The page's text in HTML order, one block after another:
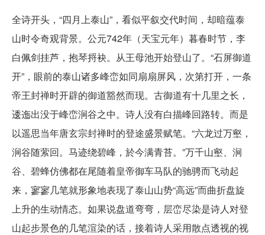
全诗开头，“四月上泰山”，看似平叙交代时间，却暗蕴泰
山时令奇观背景。公元742年（天宝元年）暮春时节，李
白佩剑挂芦，抱琴捋袂。从王母池开始登山了。“石屏御道
开”，眼前的泰山诸多峰峦如同扇扇屏风，次第打开，一条
帝王封禅时开辟的御道豁然而现。古御道有十几里之长，
逶迤出没于峰峦涧谷之中。诗人没有白描峰回路转。而是
以遥思当年唐玄宗封禅时的登途盛景赋笔。“六龙过万壑，
涧谷随萦回。马迹绕碧峰，於今满青苔。”万千山壑、涧
谷、碧蜂仿佛都在尾随着皇帝御车马队的驰骋而飞动起
来，寥寥几笔就形象地表现了泰山山势“高远”而曲折盘旋
上升的生动情态。如果说盘道弯弯，层峦尽染是诗人对登
山起步景色的几笔渲染的话，接着诗人采用散点透视的视